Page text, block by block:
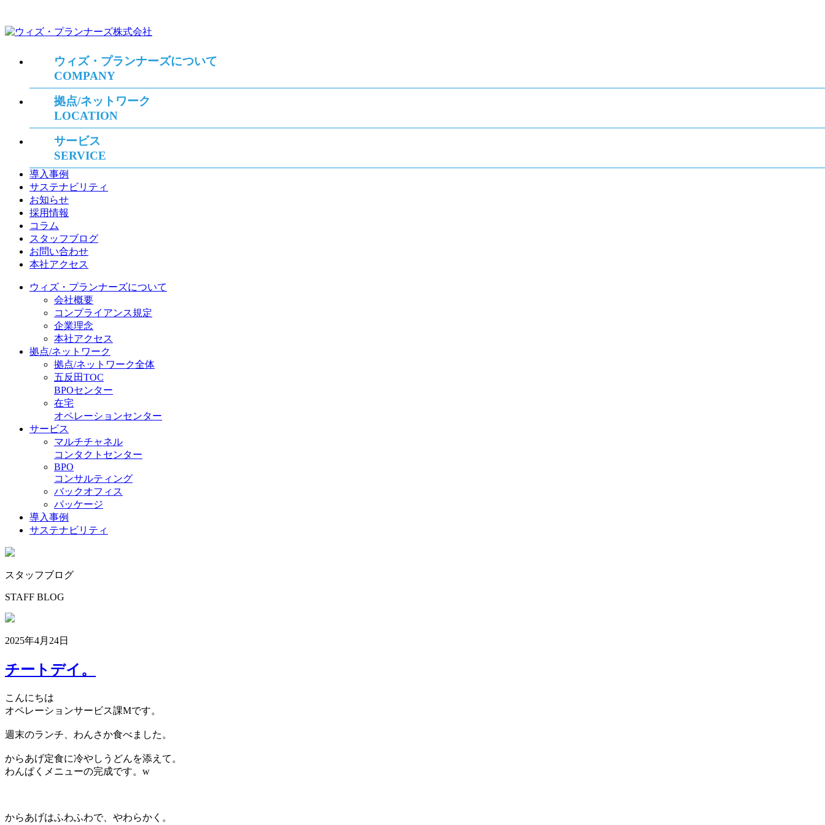
ウィズ・プランナーズについて
COMPANY
拠点/ネットワーク
LOCATION
サービス
SERVICE
導入事例
サステナビリティ
お知らせ
採用情報
コラム
スタッフブログ
お問い合わせ
本社アクセス
ウィズ・プランナーズについて
会社概要
コンプライアンス規定
企業理念
本社アクセス
拠点/ネットワーク
拠点/ネットワーク全体
五反田TOC
BPOセンター
在宅
オペレーションセンター
サービス
マルチチャネル
コンタクトセンター
BPO
コンサルティング
バックオフィス
パッケージ
導入事例
サステナビリティ
スタッフブログ
STAFF BLOG
2025年4月24日
チートデイ。
こんにちは
オペレーションサービス課Mです。
週末のランチ、わんさか食べました。
からあげ定食に冷やしうどんを添えて。
わんぱくメニューの完成です。w
からあげはふわふわで、やわらかく。